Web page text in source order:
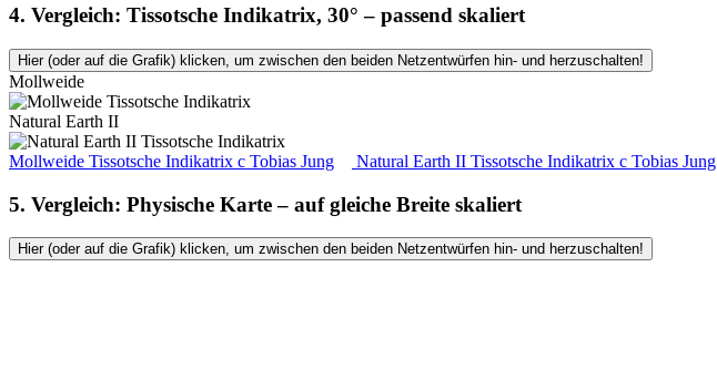
4. Vergleich: Tissotsche Indikatrix, 30° – passend skaliert
Hier (oder auf die Grafik) klicken, um zwischen den beiden Netzentwürfen hin- und herzuschalten!
Mollweide
Natural Earth II
Mollweide Tissotsche Indikatrix c Tobias Jung Natural Earth II Tissotsche Indikatrix c Tobias Jung
5. Vergleich: Physische Karte – auf gleiche Breite skaliert
Hier (oder auf die Grafik) klicken, um zwischen den beiden Netzentwürfen hin- und herzuschalten!